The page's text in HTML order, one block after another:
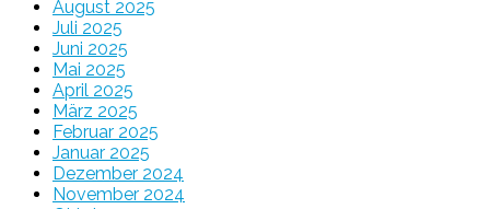
August 2025
Juli 2025
Juni 2025
Mai 2025
April 2025
März 2025
Februar 2025
Januar 2025
Dezember 2024
November 2024